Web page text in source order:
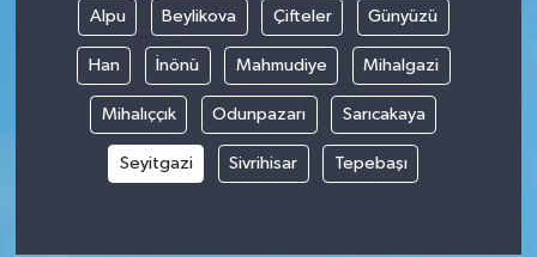
Alpu Beylikova Çifteler Günyüzü
Han İnönü Mahmudiye Mihalgazi
Mihalıççık Odunpazarı Sarıcakaya
Seyitgazi Sivrihisar Tepebaşı